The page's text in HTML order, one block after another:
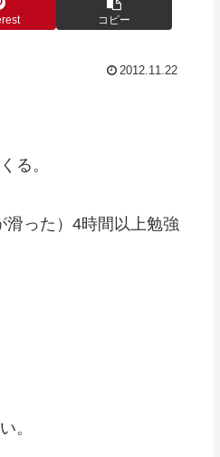
コピー
2012.11.22
る。
った）4時間以上勉強
。